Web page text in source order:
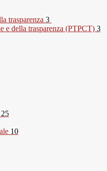
trasparenza 3
e della trasparenza (PTPCT) 3
25
10